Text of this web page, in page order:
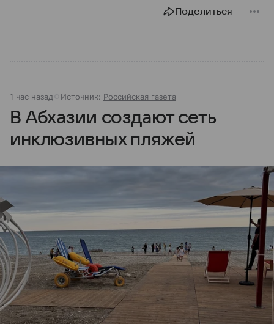
Поделиться
1 час назад Источник: Российская газета
В Абхазии создают сеть
инклюзивных пляжей